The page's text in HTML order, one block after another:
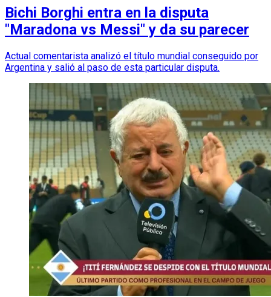
Bichi Borghi entra en la disputa
"Maradona vs Messi" y da su parecer
Actual comentarista analizó el título mundial conseguido por
Argentina y salió al paso de esta particular disputa.